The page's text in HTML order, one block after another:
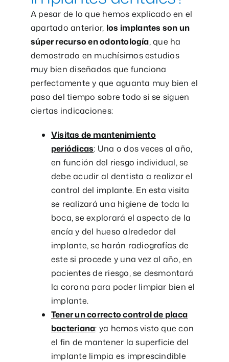
A pesar de lo que hemos explicado en el
apartado anterior, los implantes son un
súper recurso en odontología, que ha
demostrado en muchísimos estudios
muy bien diseñados que funciona
perfectamente y que aguanta muy bien el
paso del tiempo sobre todo si se siguen
ciertas indicaciones:
Visitas de mantenimiento
periódicas: Una o dos veces al año,
en función del riesgo individual, se
debe acudir al dentista a realizar el
control del implante. En esta visita
se realizará una higiene de toda la
boca, se explorará el aspecto de la
encía y del hueso alrededor del
implante, se harán radiografías de
este si procede y una vez al año, en
pacientes de riesgo, se desmontará
la corona para poder limpiar bien el
implante.
Tener un correcto control de placa
bacteriana: ya hemos visto que con
el fin de mantener la superficie del
implante limpia es imprescindible